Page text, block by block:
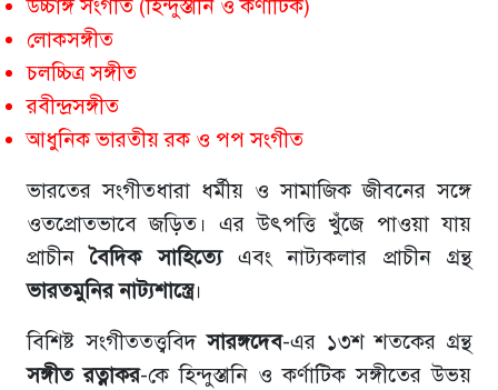
উচ্চাঙ্গ সংগীত (হিন্দুস্তানি ও কর্ণাটিক)
লোকসঙ্গীত
চলচ্চিত্র সঙ্গীত
রবীন্দ্রসঙ্গীত
আধুনিক ভারতীয় রক ও পপ সংগীত
ভারতের সংগীতধারা ধর্মীয় ও সামাজিক জীবনের সঙ্গে
ওতপ্রোতভাবে জড়িত। এর উৎপত্তি খুঁজে পাওয়া যায়
প্রাচীনবৈদিক সাহিত্যেএবং নাট্যকলার প্রাচীন গ্রন্থ
ভারতমুনির নাট্যশাস্ত্রে।
বিশিষ্ট সংগীততত্ত্ববিদসারঙ্গদেব-এর ১৩শ শতকের গ্রন্থ
সঙ্গীত রত্নাকর-কে হিন্দুস্তানি ও কর্ণাটিক সঙ্গীতের উভয়